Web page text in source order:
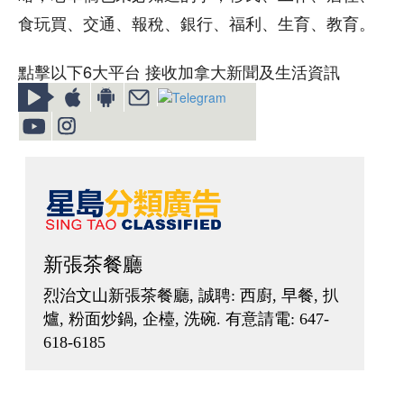
食玩買、交通、報稅、銀行、福利、生育、教育。
點擊以下6大平台 接收加拿大新聞及生活資訊